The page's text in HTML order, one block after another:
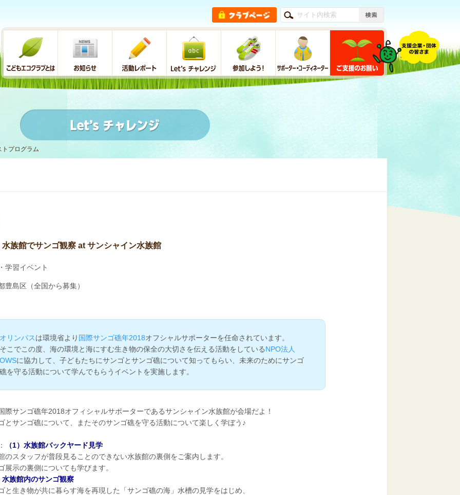
トプログラム
族館でサンゴ観察 at サンシャイン水族館
学習イベント
豊島区（全国から募集）
オリンパスは環境省より 国際サンゴ礁年2018オフシャルサポーターを任命されています。
そこでこの度、海の環境と海にすむ生き物の保全の大切さを伝える活動をしているNPO法人
OWSに協力して、子どもたちにサンゴとサンゴ礁について知ってもらい、未来のためにサンゴ
礁を守る活動について学んでもらうイベントを実施します。
際サンゴ礁年2018オフィシャルサポーターであるサンシャイン水族館が会場だよ！
とサンゴ礁について、またそのサンゴ礁を守る活動について楽しく学ぼう♪
：
（1）水族館バックヤード見学
のスタッフが普段見ることのできない水族館の裏側をご案内します。
展示の裏側についても学びます。
水族館内のサンゴ観察
と生き物が共に暮らす海を再現した「サンゴ礁の海」水槽の見学をはじめ、